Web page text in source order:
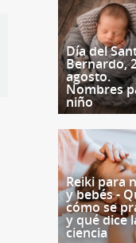
Día del
Bernardo,
agosto.
Nombres
niño
Reiki para
y bebés -
cómo se
y qué dice
ciencia